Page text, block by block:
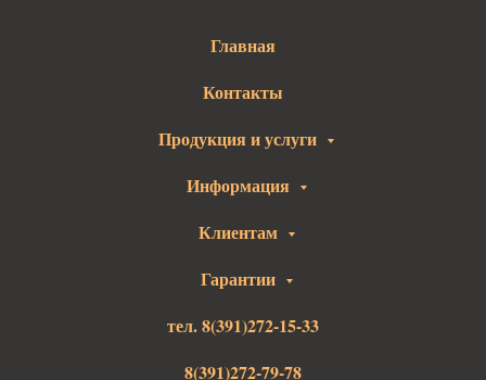
Главная
Контакты
Продукция и услуги
Информация
Клиентам
Гарантии
тел. 8(391)272-15-33
8(391)272-79-78